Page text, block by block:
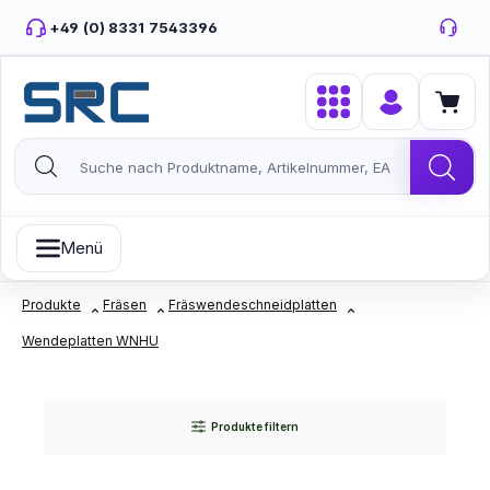
Zum Hauptinhalt springen
+49 (0) 8331 7543396
Menü
Produkte Fräsen Fräswendeschneidplatten
Wendeplatten WNHU
Produkte filtern